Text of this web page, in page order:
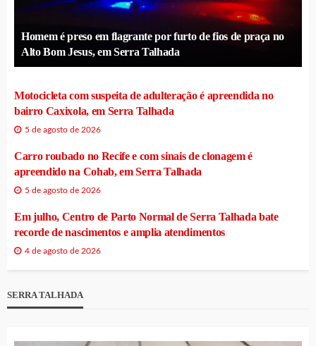
Homem é preso em flagrante por furto de fios de praça no
Alto Bom Jesus, em Serra Talhada
Motocicleta com suspeita de adulteração é apreendida no
bairro Caxixola, em Serra Talhada
5 de agosto de 2026
Carro roubado no Recife e com sinais de clonagem é
apreendido na Cohab, em Serra Talhada
5 de agosto de 2026
Em julho, Centro de Parto Normal de Serra Talhada bate
recorde de nascimentos e amplia atendimentos
4 de agosto de 2026
SERRA TALHADA